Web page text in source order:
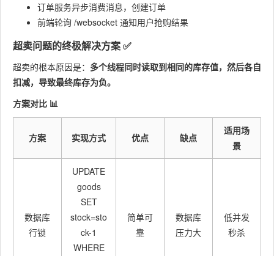
订单服务异步消费消息，创建订单
前端轮询 /websocket 通知用户抢购结果
超卖问题的终极解决方案 ✅
超卖的根本原因是： 多个线程同时读取到相同的库存值，然后各自
扣减，导致最终库存为负。
方案对比 📊
方案 实现方式 优点 缺点
适用场
景
数据库
行锁
UPDATE
goods
SET
stock=sto
ck-1
WHERE
简单可
靠
数据库
压力大
低并发
秒杀